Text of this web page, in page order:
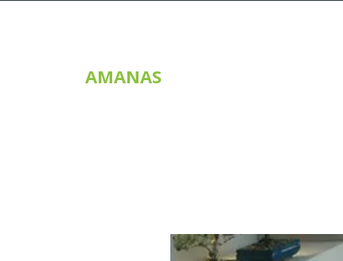
AMANAS